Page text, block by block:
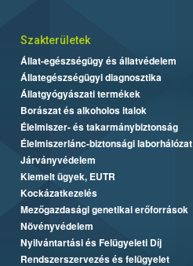
Szakterületek
Állat-egészségügy és állatvédelem
Állategészségügyi diagnosztika
Állatgyógyászati termékek
Borászat és alkoholos italok
Élelmiszer- és takarmánybiztonság
Élelmiszerlánc-biztonsági laborhálózat
Járványvédelem
Kiemelt ügyek, EUTR
Kockázatkezelés
Mezőgazdasági genetikai erőforrások
Növényvédelem
Nyilvántartási és Felügyeleti Díj
Rendszerszervezés és felügyelet